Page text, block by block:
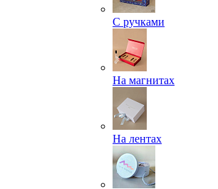
С ручками
На магнитах
На лентах